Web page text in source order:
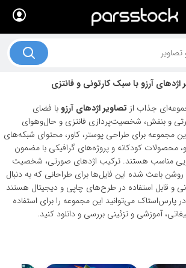
اژدهای آرزو با سبک کارتونی و فانتزی
جذاب از تصاویر اژدهای آرزو با فضای
و بنفش، شخصیت‌پردازی فانتزی و حال‌وهوای
مجموعه برای طراحی پوستر، کاور، محتوای شبکه‌های
محصولات کودکانه و پروژه‌های گرافیکی با مضمون
مناسب هستند. ترکیب اژدهای صورتی، شخصیت
باعث شده این فایل‌ها برای طراحانی که به دنبال
و قابل استفاده در طرح‌های چاپی و دیجیتال هستند
پارس‌استاک می‌توانید این مجموعه را برای استفاده
آموزشی و تزئینی بررسی و دانلود کنید.
× ها
فضاها
فروش تصاویر